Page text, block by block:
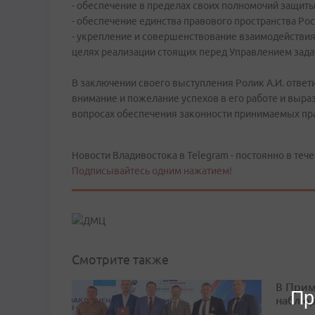
- обеспечение в пределах своих полномочий
- обеспечение единства правового пространства
- укрепление и совершенствование
целях реализации стоящих перед Управлением
В заключении своего выступления Ролик А.И.
внимание и пожелание успехов в его работе и
вопросах обеспечения законности принимаемых
Новости Владивостока в Telegram - постоянно в
Подписывайтесь одним нажатием!
Смотрите также
В